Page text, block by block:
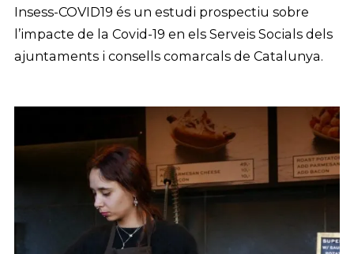
Insess-COVID19 és un estudi prospectiu sobre
l’impacte de la Covid-19 en els Serveis Socials dels
ajuntaments i consells comarcals de Catalunya.